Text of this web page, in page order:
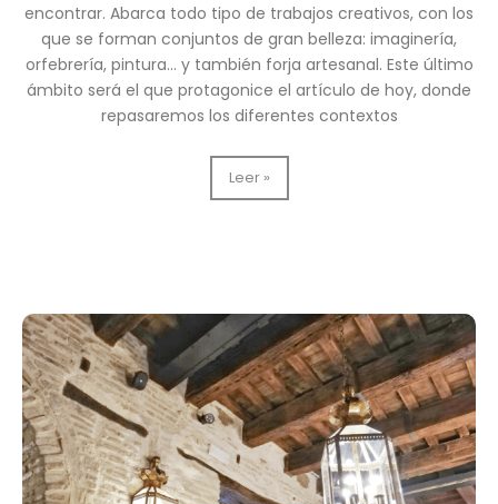
encontrar. Abarca todo tipo de trabajos creativos, con los
que se forman conjuntos de gran belleza: imaginería,
orfebrería, pintura… y también forja artesanal. Este último
ámbito será el que protagonice el artículo de hoy, donde
repasaremos los diferentes contextos
Artesanía
de
algunos
de
nuestros
trabajos
destacados
Leer »